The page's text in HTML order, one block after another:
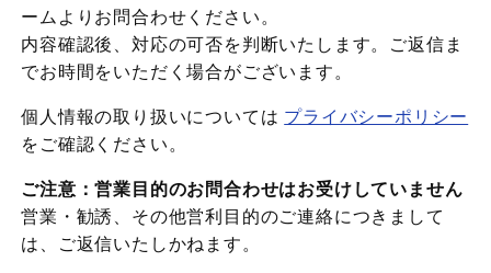
ームよりお問合わせください。
内容確認後、対応の可否を判断いたします。ご返信ま
でお時間をいただく場合がございます。
個人情報の取り扱いについては プライバシーポリシー
をご確認ください。
ご注意：営業目的のお問合わせはお受けしていません
営業・勧誘、その他営利目的のご連絡につきまして
は、ご返信いたしかねます。